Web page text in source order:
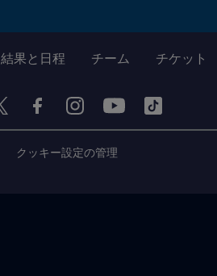
結果と日程 チーム チケット
クッキー設定の管理